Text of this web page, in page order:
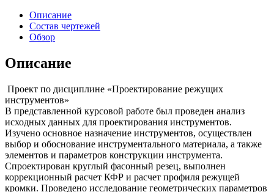
Описание
Состав чертежей
Обзор
Описание
Проект по дисциплине «Проектирование режущих
инструментов»
В представленной курсовой работе был проведен анализ
исходных данных для проектирования инструментов.
Изучено основное назначение инструментов, осуществлен
выбор и обоснование инструментального материала, а также
элементов и параметров конструкции инструмента.
Спроектирован круглый фасонный резец, выполнен
коррекционный расчет КФР и расчет профиля режущей
кромки. Проведено исследование геометрических параметров